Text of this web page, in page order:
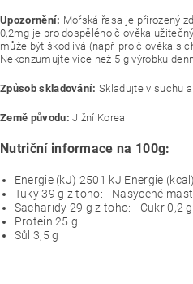
Upozornění: Mořská řasa je přirozený
0,2mg je pro dospělého člověka
může být škodlivá (např. pro člověka s
Nekonzumujte více než 5 g výrobku
Způsob skladování: Skladujte v suchu a
Země původu: Jižní Korea
Nutriční informace na 100g:
Energie (kJ) 2501 kJ Energie
Tuky 39 g z toho: - Nasycené
Sacharidy 29 g z toho: - Cukr 0,2 g
Protein 25 g
Sůl 3,5 g